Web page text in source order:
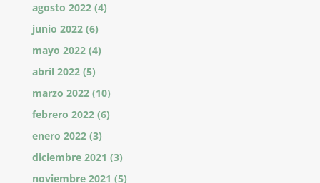
agosto 2022(4)
junio 2022(6)
mayo 2022(4)
abril 2022(5)
marzo 2022(10)
febrero 2022(6)
enero 2022(3)
diciembre 2021 (3)
noviembre 2021 (5)